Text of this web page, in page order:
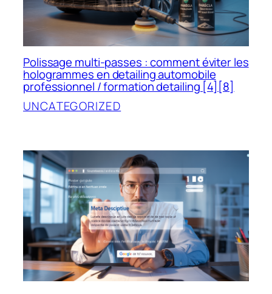
Polissage multi-passes : comment éviter les
hologrammes en detailing automobile
professionnel / formation detailing [4][8]
UNCATEGORIZED